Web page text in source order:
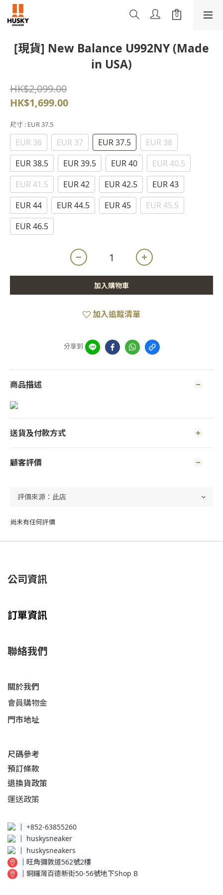
[現貨] New Balance U992NY (Made
in USA)
HK$2,099.00
HK$1,699.00
尺寸 : EUR 37.5
EUR 36 EUR 37 EUR 37.5
EUR 38
EUR 38.5
EUR 39.5 EUR 40
EUR 40.5
EUR 41.5
EUR 42 EUR 42.5
EUR 43
EUR 44
EUR 44.5 EUR 45
EUR 45.5
EUR 46.5
加入購物車
加入追蹤清單
分享到
商品描述
送貨及付款方式
顧客評價
尚未有任何評價
公司資訊
訂單資訊
聯絡我們
關於我們
會員購物金
門市地址
尺碼參考
預訂條款
退換貨政策​
運送政策​
│ +852-63855260
huskysneaker
│ huskysneakers
│ 旺角彌敦道562號2樓
│ 銅鑼灣百德新街50-56號地下Shop B